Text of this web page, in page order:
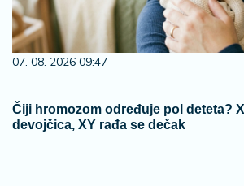
07. 08. 2026 09:47
Čiji hromozom određuje pol deteta?
devojčica, XY rađa se dečak